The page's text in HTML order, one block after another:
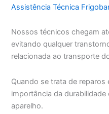
Assistência Técnica
Nossos técnicos chegam
evitando qualquer
relacionada ao transporte
Quando se trata de
importância da
aparelho.